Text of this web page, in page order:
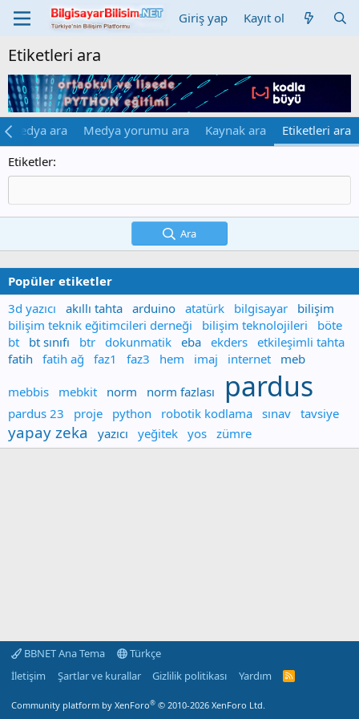
Giriş yap Kayıt ol
Etiketleri ara
Medya ara Medya yorumu ara Kaynak ara
Etiketleri ara
Etiketler
Ara
Popüler etiketler
3d yazıcı
akıllı tahta arduino atatürk bilgisayar
bilişim
bilişim teknik eğitimcileri derneği
bilişim teknolojileri
böte
bt
bt sınıfı btr dokunmatik eba ekders etkileşimli tahta
fatih
fatih ağ faz1 faz3 hem i̇maj internet meb
mebbis mebkit norm norm fazlası pardus
pardus 23 proje python robotik kodlama sınav tavsiye
yapay zeka yazıcı yeğitek yos zümre
BBNET Ana Tema
Türkçe
İletişim
Şartlar ve kurallar Gizlilik politikası Yardım
R
Community platform by XenForo® © 2010-2026 XenForo Ltd.